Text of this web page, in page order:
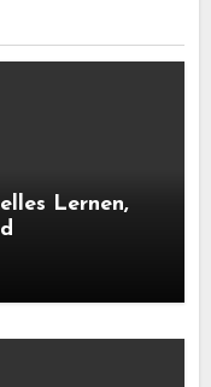
Lernen,